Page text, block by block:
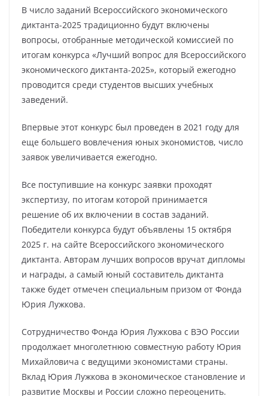
В число заданий Всероссийского экономического
диктанта-2025 традиционно будут включены
вопросы, отобранные методической комиссией по
итогам конкурса «Лучший вопрос для Всероссийского
экономического диктанта-2025», который ежегодно
проводится среди студентов высших учебных
заведений.
Впервые этот конкурс был проведен в 2021 году для
еще большего вовлечения юных экономистов, число
заявок увеличивается ежегодно.
Все поступившие на конкурс заявки проходят
экспертизу, по итогам которой принимается
решение об их включении в состав заданий.
Победители конкурса будут объявлены 15 октября
2025 г. на сайте Всероссийского экономического
диктанта. Авторам лучших вопросов вручат дипломы
и награды, а самый юный составитель диктанта
также будет отмечен специальным призом от Фонда
Юрия Лужкова.
Сотрудничество Фонда Юрия Лужкова с ВЭО России
продолжает многолетнюю совместную работу Юрия
Михайловича с ведущими экономистами страны.
Вклад Юрия Лужкова в экономическое становление и
развитие Москвы и России сложно переоценить.